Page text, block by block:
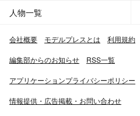
人物一覧
会社概要 モデルプレスとは 利用規約
編集部からのお知らせ RSS一覧
アプリケーションプライバシーポリシー
情報提供・広告掲載・お問い合わせ